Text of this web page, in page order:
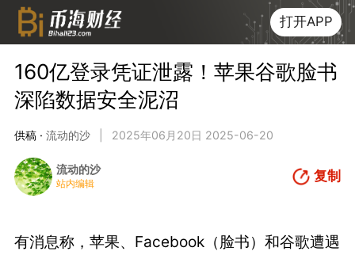
打开APP
160亿登录凭证泄露！苹果谷歌脸书
深陷数据安全泥沼
供稿 · 流动的沙 2025年06月20日 2025-06-20
流动的沙
站内编辑 复制
有消息称，苹果、Facebook（脸书）和谷歌遭遇